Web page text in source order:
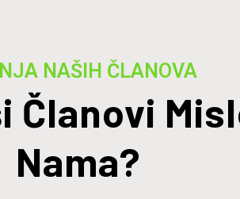
NAŠIH ČLANOVA
Članovi
Nama?